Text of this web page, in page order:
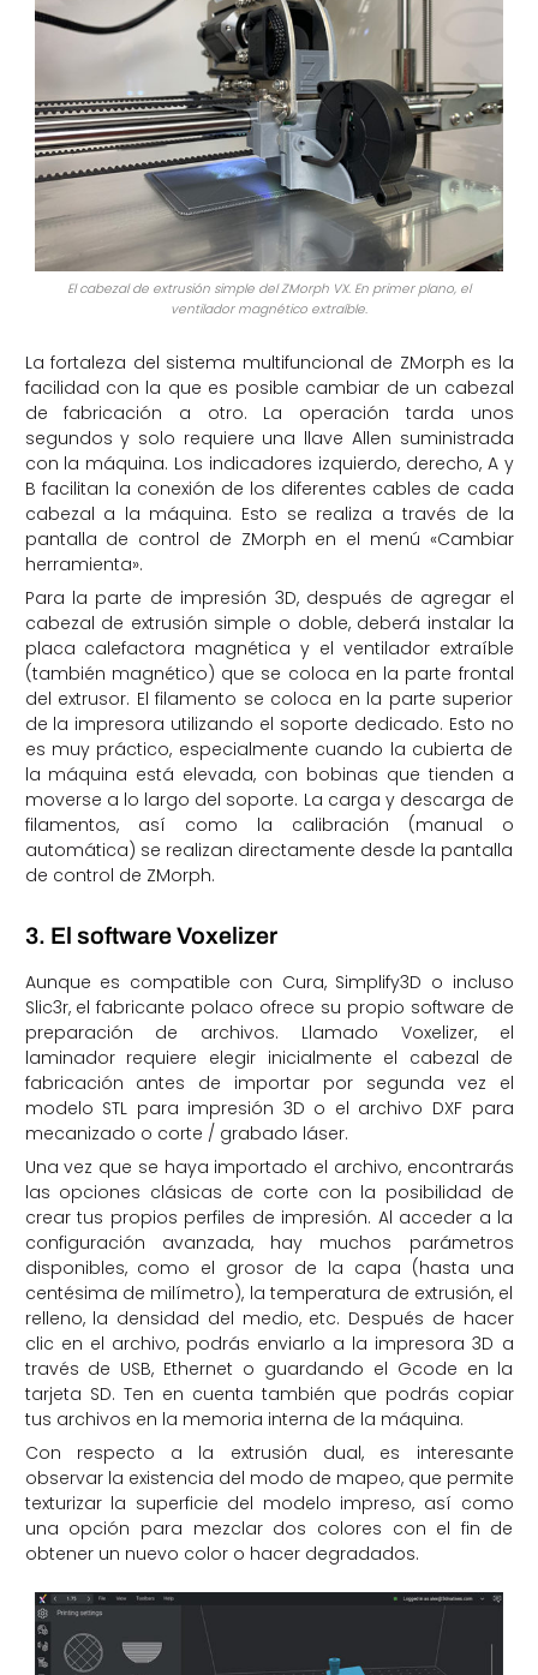
El cabezal de extrusión simple del ZMorph VX. En primer plano, el
ventilador magnético extraíble.
La fortaleza del sistema multifuncional de ZMorph es la
facilidad con la que es posible cambiar de un cabezal
de fabricación a otro. La operación tarda unos
segundos y solo requiere una llave Allen suministrada
con la máquina. Los indicadores izquierdo, derecho, A y
B facilitan la conexión de los diferentes cables de cada
cabezal a la máquina. Esto se realiza a través de la
pantalla de control de ZMorph en el menú «Cambiar
herramienta».
Para la parte de impresión 3D, después de agregar el
cabezal de extrusión simple o doble, deberá instalar la
placa calefactora magnética y el ventilador extraíble
(también magnético) que se coloca en la parte frontal
del extrusor. El filamento se coloca en la parte superior
de la impresora utilizando el soporte dedicado. Esto no
es muy práctico, especialmente cuando la cubierta de
la máquina está elevada, con bobinas que tienden a
moverse a lo largo del soporte. La carga y descarga de
filamentos, así como la calibración (manual o
automática) se realizan directamente desde la pantalla
de control de ZMorph.
3. El software Voxelizer
Aunque es compatible con Cura, Simplify3D o incluso
Slic3r, el fabricante polaco ofrece su propio software de
preparación de archivos. Llamado Voxelizer, el
laminador requiere elegir inicialmente el cabezal de
fabricación antes de importar por segunda vez el
modelo STL para impresión 3D o el archivo DXF para
mecanizado o corte / grabado láser.
Una vez que se haya importado el archivo, encontrarás
las opciones clásicas de corte con la posibilidad de
crear tus propios perfiles de impresión. Al acceder a la
configuración avanzada, hay muchos parámetros
disponibles, como el grosor de la capa (hasta una
centésima de milímetro), la temperatura de extrusión, el
relleno, la densidad del medio, etc. Después de hacer
clic en el archivo, podrás enviarlo a la impresora 3D a
través de USB, Ethernet o guardando el Gcode en la
tarjeta SD. Ten en cuenta también que podrás copiar
tus archivos en la memoria interna de la máquina.
Con respecto a la extrusión dual, es interesante
observar la existencia del modo de mapeo, que permite
texturizar la superficie del modelo impreso, así como
una opción para mezclar dos colores con el fin de
obtener un nuevo color o hacer degradados.